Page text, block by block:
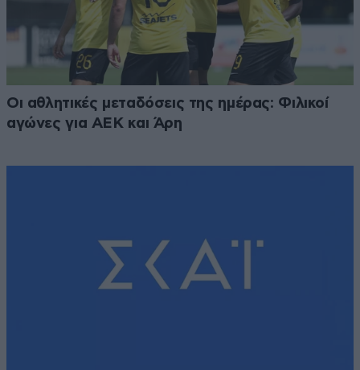
Οι αθλητικές μεταδόσεις της ημέρας: Φιλικοί
αγώνες για ΑΕΚ και Άρη